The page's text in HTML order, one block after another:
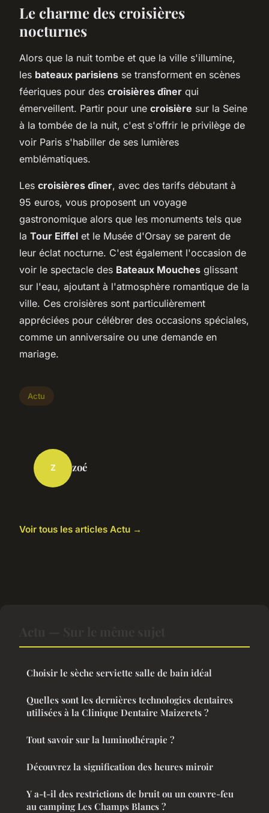
Le charme des croisières
nocturnes
Alors que la nuit tombe et que la ville s'illumine,
les bateaux parisiens se transforment en scènes
féeriques pour des croisières dîner qui
émerveillent. Partir pour une croisière sur la Seine
à la tombée de la nuit, c'est s'offrir le privilège de
voir Paris s'habiller de ses lumières
emblématiques.
Les croisières dîner, avec des tarifs débutant à
95 euros, vous proposent un voyage
gastronomique alors que les monuments tels que
la Tour Eiffel et le Musée d'Orsay se parent de
leur éclat nocturne. C'est également l'occasion de
voir le spectacle des Bateaux Mouches glissant
sur l'eau, ajoutant à l'atmosphère romantique de la
ville. Ces croisières sont particulièrement
appréciées pour célébrer des occasions spéciales,
comme un anniversaire ou une demande en
mariage.
Actu
Z zoé
Voir tous les articles Actu →
Choisir le sèche serviette salle de bain idéal
Quelles sont les dernières technologies dentaires
utilisées à la Clinique Dentaire Maizerets ?
Tout savoir sur la luminothérapie ?
Découvrez la signification des heures miroir
Y a-t-il des restrictions de bruit ou un couvre-feu
au camping Les Champs Blancs ?